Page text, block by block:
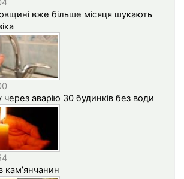
вже більше місяця шукають
аварію 30 будинків без води
кам’янчанин